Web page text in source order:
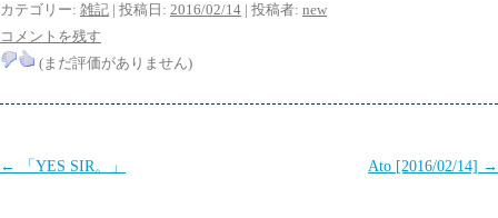
カテゴリー: 雑記 | 投稿日: 2016/02/14 | 投稿者: new
コメントを残す
(まだ評価がありません)
投
← 「YES SIR。」 Ato [2016/02/14] →